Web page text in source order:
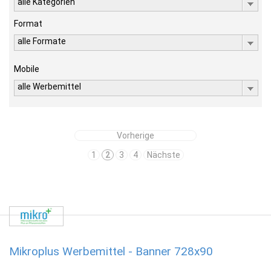
Format
alle Formate
Mobile
alle Werbemittel
Vorherige
1
2 3 4 Nächste
Mikroplus Werbemittel - Banner 728x90